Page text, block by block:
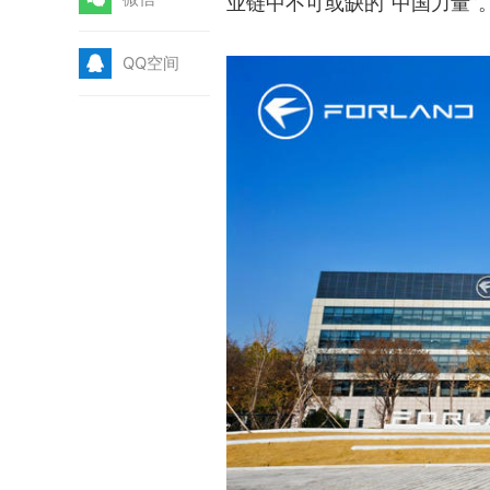
Q QQ空间